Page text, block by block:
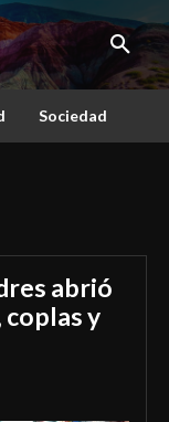
Sociedad
abrió
coplas y